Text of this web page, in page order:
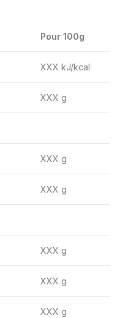
Pour 100g
XXX kJ/kcal
XXX g
XXX g
XXX g
XXX g
XXX g
XXX g